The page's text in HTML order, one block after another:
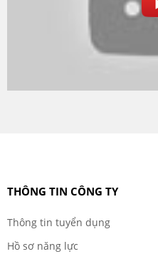
THÔNG TIN CÔNG TY
Thông tin tuyển dụng
Hồ sơ năng lực